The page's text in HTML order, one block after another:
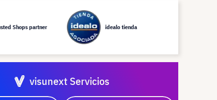
Shops partner idealo tienda
visunext Servicios